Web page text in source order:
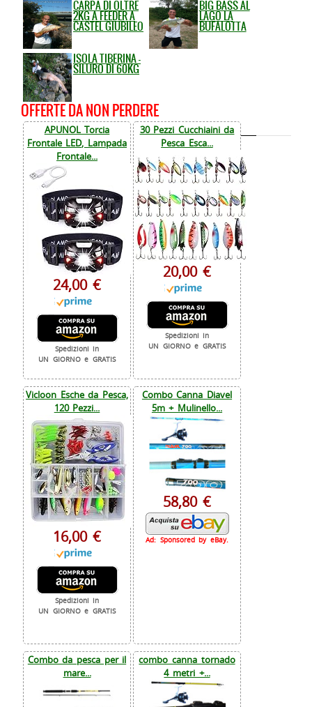
CARPA DI OLTRE
2KG A FEEDER A
CASTEL GIUBILEO
BIG BASS AL
LAGO LA
BUFALOTTA
ISOLA TIBERINA -
SILURO DI 60KG
OFFERTE DA NON PERDERE
APUNOL Torcia
Frontale LED, Lampada
Frontale...
24,00 €
Spedizioni in
UN GIORNO e GRATIS
30 Pezzi Cucchiaini da
Pesca Esca...
20,00 €
Spedizioni in
UN GIORNO e GRATIS
Vicloon Esche da Pesca,
120 Pezzi...
16,00 €
Spedizioni in
UN GIORNO e GRATIS
Combo Canna Diavel
5m + Mulinello...
58,80 €
Ad: Sponsored by eBay.
Combo da pesca per il
mare...
combo canna tornado
4 metri +...